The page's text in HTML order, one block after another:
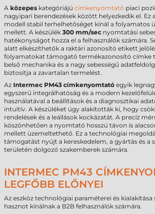
A közepes kategóriájú címkenyomtató piaci
nagyipari berendezések között helyezkedik el. Ez a
modell stabil terhelhetőséget kínál a folyamatos
mellett. A készülék 300 mm/sec nyomtatási
hatékonyságot hozza el a felhasználók számára.
alatt elkészíthetők a raktári azonosító etikett
folyamatokat támogató termékazonosító címke
belső mechanika és a nagy sebességű
biztosítja a zavartalan termelést.
Az Intermec PM43 címkenyomtató egyik
egyszerű integrálhatóság és a modern
használatával a beállítások és a diagnosztikai
intuitív. A készüléket úgy alakították ki, hogy
rendelések és a leállások kockázatát. A precíz
köszönhetően a nyomtató hosszú távon is
mellett üzemeltethető. Ez a technológiai
támogatást nyújt a kereskedelem, a gyártás és a
területén dolgozó szakemberek számára.
INTERMEC PM43
LEGFŐBB ELŐNYEI
Az eszköz technológiai paraméterei és
hasznot kínálnak a B2B felhasználók számára.